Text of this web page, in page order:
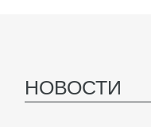
НОВОСТИ